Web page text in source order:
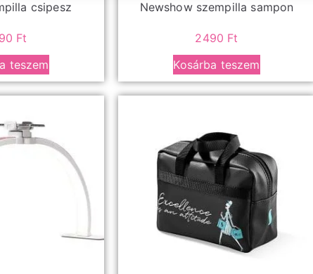
csipesz
Ft
teszem
Newshow szempilla sampon
2490 Ft
Kosárba teszem